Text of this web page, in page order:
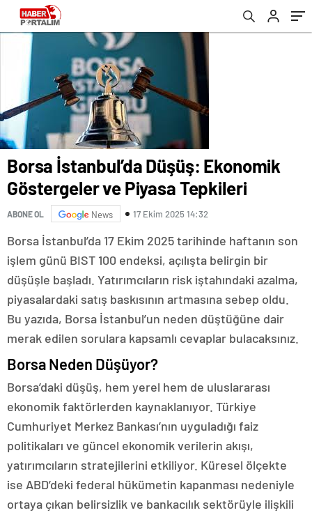
Borsa İstanbul’da Düşüş: Ekonomik
Göstergeler ve Piyasa Tepkileri
ABONE OL News 17 Ekim 2025 14:32
Borsa İstanbul’da 17 Ekim 2025 tarihinde haftanın son
işlem günü BIST 100 endeksi, açılışta belirgin bir
düşüşle başladı. Yatırımcıların risk iştahındaki azalma,
piyasalardaki satış baskısının artmasına sebep oldu.
Bu yazıda, Borsa İstanbul’un neden düştüğüne dair
merak edilen sorulara kapsamlı cevaplar bulacaksınız.
Borsa Neden Düşüyor?
Borsa’daki düşüş, hem yerel hem de uluslararası
ekonomik faktörlerden kaynaklanıyor. Türkiye
Cumhuriyet Merkez Bankası’nın uyguladığı faiz
politikaları ve güncel ekonomik verilerin akışı,
yatırımcıların stratejilerini etkiliyor. Küresel ölçekte
ise ABD’deki federal hükümetin kapanması nedeniyle
ortaya çıkan belirsizlik ve bankacılık sektörüyle ilişkili